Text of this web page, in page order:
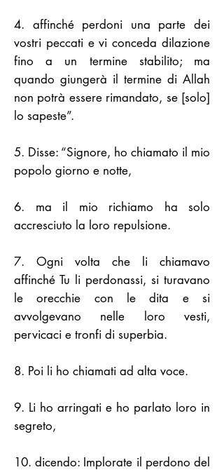
4. affinché perdoni una parte dei
vostri peccati e vi conceda dilazione
fino a un termine stabilito; ma
quando giungerà il termine di Allah
non potrà essere rimandato, se [solo]
lo sapeste”.
5. Disse: “Signore, ho chiamato il mio
popolo giorno e notte,
6. ma il mio richiamo ha solo
accresciuto la loro repulsione.
7. Ogni volta che li chiamavo
affinché Tu li perdonassi, si turavano
le orecchie con le dita e si
avvolgevano nelle loro vesti,
pervicaci e tronfi di superbia.
8. Poi li ho chiamati ad alta voce.
9. Li ho arringati e ho parlato loro in
segreto,
10. dicendo: Implorate il perdono del